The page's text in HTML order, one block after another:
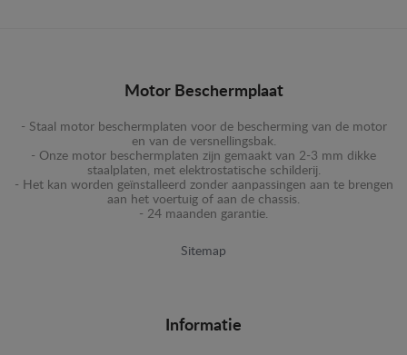
Motor Beschermplaat
- Staal motor beschermplaten voor de bescherming van de motor
en van de versnellingsbak.
- Onze motor beschermplaten zijn gemaakt van 2-3 mm dikke
staalplaten, met elektrostatische schilderij.
- Het kan worden geïnstalleerd zonder aanpassingen aan te brengen
aan het voertuig of aan de chassis.
- 24 maanden garantie.
Sitemap
Informatie